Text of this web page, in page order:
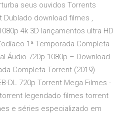
seus ouvidos Torrents
Dublado download filmes ,
4k 3D lançamentos ultra HD
1ª Temporada Completa
Áudio 720p 1080p – Download.
Completa Torrent (2019)
DL 720p Torrent Mega Filmes -
legendado filmes torrent
e séries especializado em